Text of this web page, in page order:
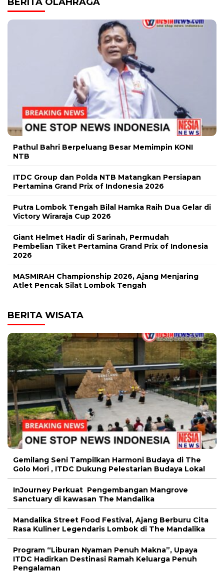
Pathul Bahri Berpeluang Besar Memimpin KONI
NTB
ITDC Group dan Polda NTB Matangkan Persiapan
Pertamina Grand Prix of Indonesia 2026
Putra Lombok Tengah Bilal Hamka Raih Dua Gelar di
Victory Wiraraja Cup 2026
Giant Helmet Hadir di Sarinah, Permudah
Pembelian Tiket Pertamina Grand Prix of Indonesia
2026
MASMIRAH Championship 2026, Ajang Menjaring
Atlet Pencak Silat Lombok Tengah
BERITA WISATA
Gemilang Seni Tampilkan Harmoni Budaya di The
Golo Mori , ITDC Dukung Pelestarian Budaya Lokal
InJourney Perkuat Pengembangan Mangrove
Sanctuary di kawasan The Mandalika
Mandalika Street Food Festival, Ajang Berburu Cita
Rasa Kuliner Legendaris Lombok di The Mandalika
Program “Liburan Nyaman Penuh Makna”, Upaya
ITDC Hadirkan Destinasi Ramah Keluarga Penuh
Pengalaman